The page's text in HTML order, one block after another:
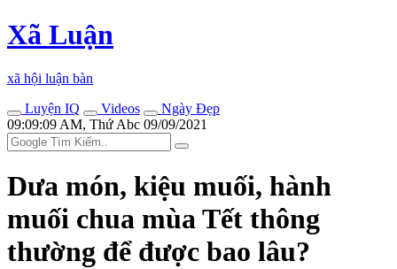
Xã Luận
xã hội luận bàn
Luyện IQ
Videos
Ngày Đẹp
09:09:09 AM, Thứ Abc 09/09/2021
Dưa món, kiệu muối, hành
muối chua mùa Tết thông
thường để được bao lâu?